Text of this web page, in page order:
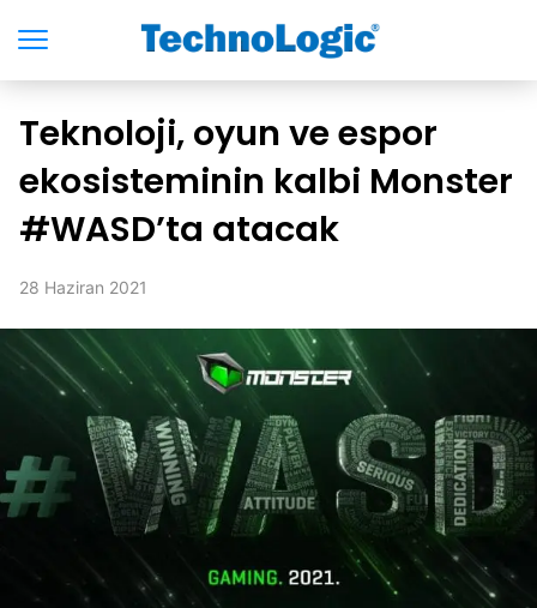
Teknoloji, oyun ve espor
ekosisteminin kalbi Monster
#WASD’ta atacak
28 Haziran 2021